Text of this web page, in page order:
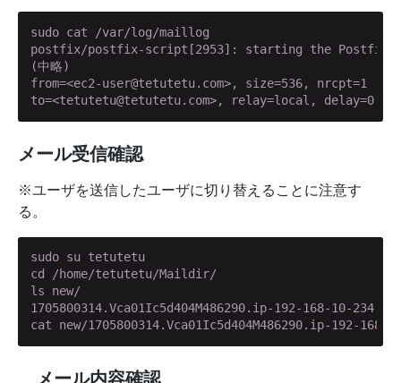
sudo cat /var/log/maillog
postfix/postfix-script[2953]: starting the Postfix
(中略)
from=<ec2-user@tetutetu.com>, size=536, nrcpt=1
to=<tetutetu@tetutetu.com>, relay=local,
メール受信確認
※ユーザを送信したユーザに切り替えることに注意す
る。
sudo su tetutetu
cd /home/tetutetu/Maildir/
ls new/
1705800314.Vca01Ic5d404M486290.ip-192-168-10-
cat new/1705800314.Vca01Ic5d404M486290.ip-192-
メール内容確認